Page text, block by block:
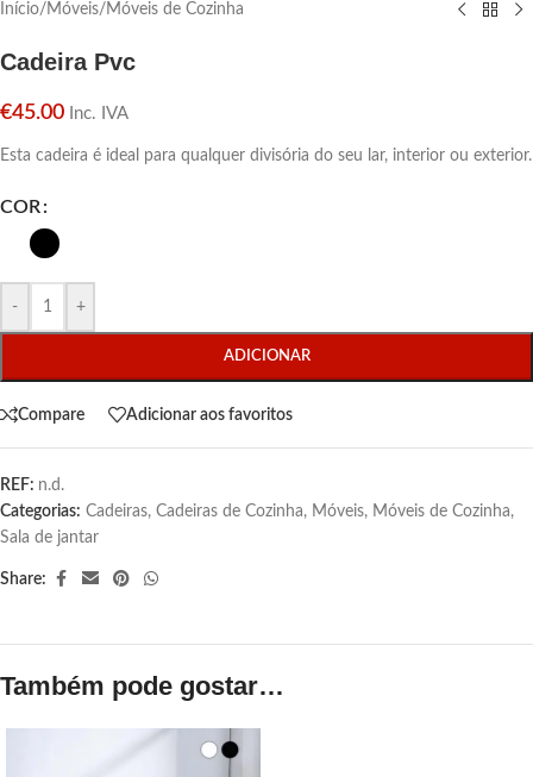
Início/ Móveis/ Móveis de Cozinha
Cadeira Pvc
€45.00 Inc. IVA
Esta cadeira é ideal para qualquer divisória do seu lar, interior ou exterior.
COR
- +
ADICIONAR
Compare Adicionar aos favoritos
REF: n.d.
Categorias: Cadeiras, Cadeiras de Cozinha, Móveis, Móveis de Cozinha,
Sala de jantar
Share:
Também pode gostar…